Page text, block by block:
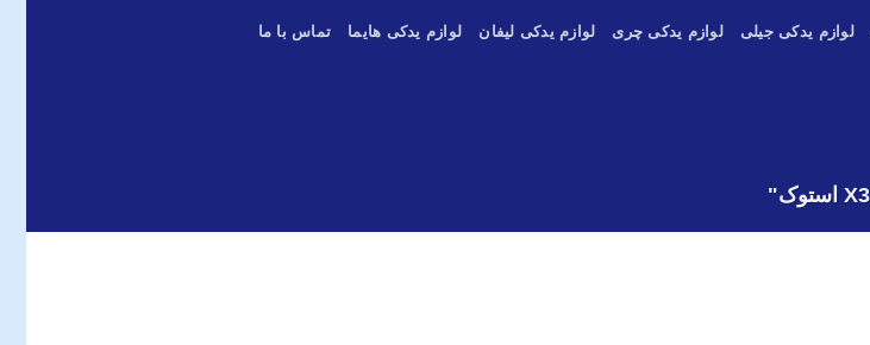
لوازم یدکی جیلی لوازم یدکی چری لوازم یدکی لیفان لوازم یدکی هایما تماس با ما